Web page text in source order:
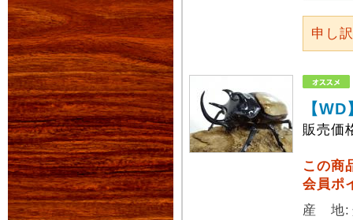
申し
【
販売価
この商
会員ポ
産 地: